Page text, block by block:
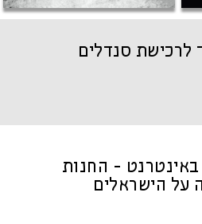
לרכישת סנדלים
באינטרנט - החנות
על הישראלים